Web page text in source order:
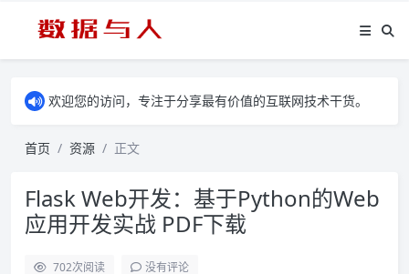
欢迎您的访问，专注于分享最有价值的互联网技术干货。
首页 资源 正文
Flask Web开发：基于Python的Web
应用开发实战 PDF下载
702次阅读 没有评论